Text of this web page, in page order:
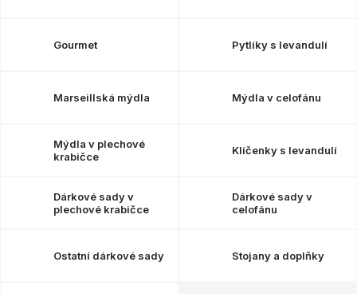
Gourmet Pytlíky s levandulí
Marseillská mýdla Mýdla v celofánu
Mýdla v plechové
krabičce
Klíčenky s levandulí
Dárkové sady v
plechové krabičce
Dárkové sady v
celofánu
Ostatní dárkové sady Stojany a doplňky